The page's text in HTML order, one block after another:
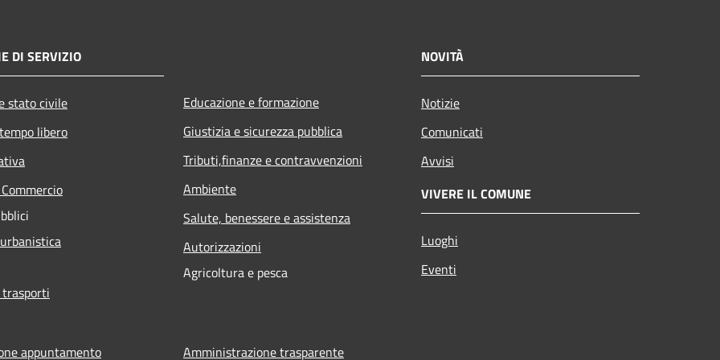
DI SERVIZIO
stato civile
libero
Educazione e formazione
Giustizia e sicurezza pubblica
Tributi,finanze e contravvenzioni
Ambiente
Salute, benessere e assistenza
Autorizzazioni
Agricoltura e pesca
NOVITÀ
Notizie
Comunicati
Avvisi
VIVERE IL COMUNE
Luoghi
Eventi
appuntamento Amministrazione trasparente